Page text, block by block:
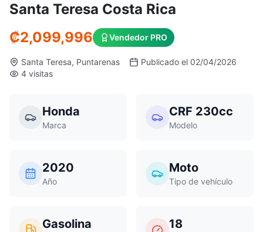
Santa Teresa Costa Rica
₡2,099,996 Vendedor PRO
Santa Teresa, Puntarenas
Publicado el 02/04/2026
4 visitas
Honda
Marca
CRF 230cc
Modelo
2020
Año
Moto
Tipo de vehículo
Gasolina 18